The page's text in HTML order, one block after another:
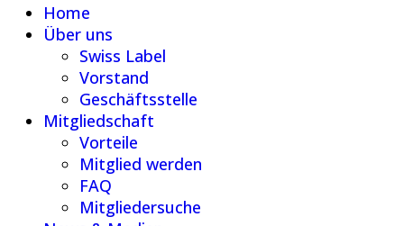
Home
Über uns
Swiss Label
Vorstand
Geschäftsstelle
Mitgliedschaft
Vorteile
Mitglied werden
FAQ
Mitgliedersuche